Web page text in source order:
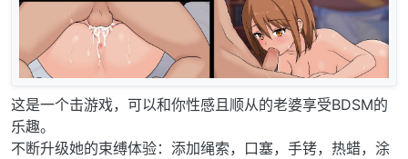
这是一个击游戏，可以和你性感且顺从的老婆享受BDSM的
乐趣。
不断升级她的束缚体验：添加绳索，口塞，手铐，热蜡，涂